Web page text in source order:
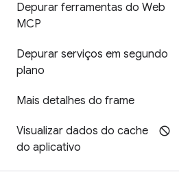
Depurar ferramentas do Web
MCP
Depurar serviços em segundo
plano
Mais detalhes do frame
Visualizar dados do cache
do aplicativo